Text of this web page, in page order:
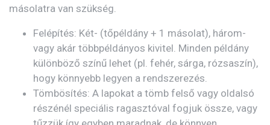
másolatra van szükség.
Felépítés: Két- (tőpéldány + 1 másolat), három-
vagy akár többpéldányos kivitel. Minden példány
különböző színű lehet (pl. fehér, sárga, rózsaszín),
hogy könnyebb legyen a rendszerezés.
Tömbösítés: A lapokat a tömb felső vagy oldalsó
részénél speciális ragasztóval fogjuk össze, vagy